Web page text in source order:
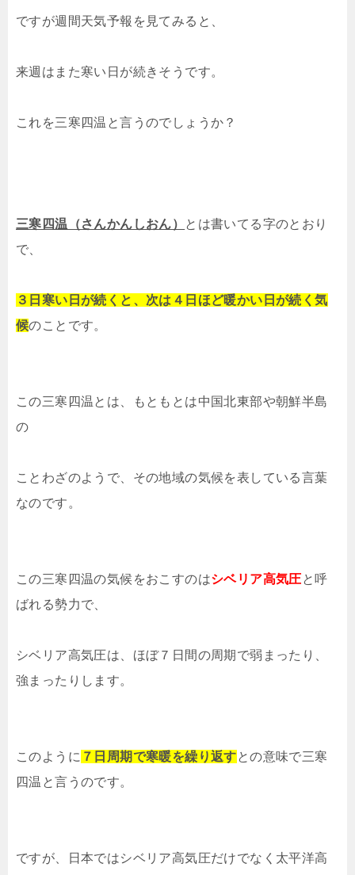
ですが週間天気予報を見てみると、
来週はまた寒い日が続きそうです。
これを三寒四温と言うのでしょうか？
三寒四温（さんかんしおん）
とは書いてる字のとおり
で、
３日寒い日が続くと、次は４日ほど暖かい日が続く気
候のことです。
この三寒四温とは、もともとは中国北東部や朝鮮半島
の
ことわざのようで、その地域の気候を表している言葉
なのです。
この三寒四温の気候をおこすのはシベリア高気圧と呼
ばれる勢力で、
シベリア高気圧は、ほぼ７日間の周期で弱まったり、
強まったりします。
このように ７日周期で寒暖を繰り返すとの意味で三寒
四温と言うのです。
ですが、日本ではシベリア高気圧だけでなく太平洋高